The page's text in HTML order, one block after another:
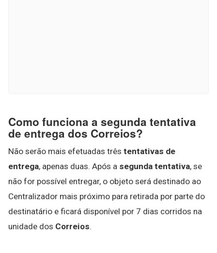
Como funciona a segunda tentativa
de entrega dos Correios?
Não serão mais efetuadas três tentativas de
entrega, apenas duas. Após a segunda tentativa, se
não for possível entregar, o objeto será destinado ao
Centralizador mais próximo para retirada por parte do
destinatário e ficará disponível por 7 dias corridos na
unidade dos Correios.